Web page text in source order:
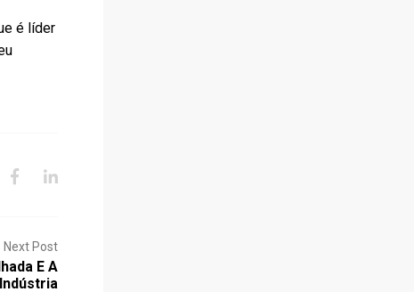
é líder
Next Post
E A
Indústria